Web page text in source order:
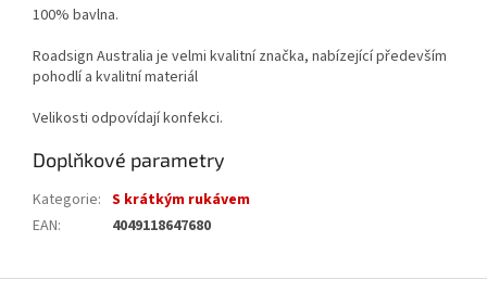
100% bavlna.
Roadsign Australia je velmi kvalitní značka, nabízející především
pohodlí a kvalitní materiál
Velikosti odpovídají konfekci.
Doplňkové parametry
Kategorie: S krátkým rukávem
EAN: 4049118647680